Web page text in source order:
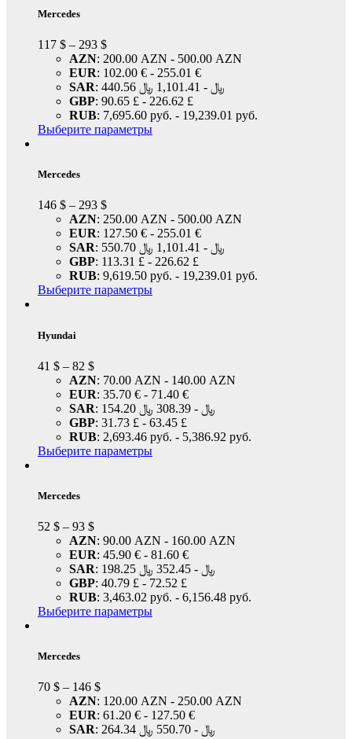
Mercedes
117 $ – 293 $
AZN: 200.00 AZN - 500.00 AZN
EUR: 102.00 € - 255.01 €
SAR: 440.56 ﷼ - 1,101.41 ﷼
GBP: 90.65 £ - 226.62 £
RUB: 7,695.60 руб. - 19,239.01 руб.
Выберите параметры
Mercedes
146 $ – 293 $
AZN: 250.00 AZN - 500.00 AZN
EUR: 127.50 € - 255.01 €
SAR: 550.70 ﷼ - 1,101.41 ﷼
GBP: 113.31 £ - 226.62 £
RUB: 9,619.50 руб. - 19,239.01 руб.
Выберите параметры
Hyundai
41 $ – 82 $
AZN: 70.00 AZN - 140.00 AZN
EUR: 35.70 € - 71.40 €
SAR: 154.20 ﷼ - 308.39 ﷼
GBP: 31.73 £ - 63.45 £
RUB: 2,693.46 руб. - 5,386.92 руб.
Выберите параметры
Mercedes
52 $ – 93 $
AZN: 90.00 AZN - 160.00 AZN
EUR: 45.90 € - 81.60 €
SAR: 198.25 ﷼ - 352.45 ﷼
GBP: 40.79 £ - 72.52 £
RUB: 3,463.02 руб. - 6,156.48 руб.
Выберите параметры
Mercedes
70 $ – 146 $
AZN: 120.00 AZN - 250.00 AZN
EUR: 61.20 € - 127.50 €
SAR: 264.34 ﷼ - 550.70 ﷼